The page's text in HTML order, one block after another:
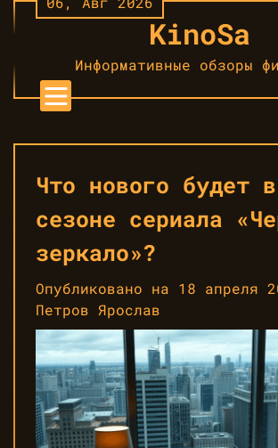
Перейти
KinoSa
Информативные обзоры
Что нового будет
сезоне сериала
зеркало»?
Опубликовано на 18 апреля
Петров Ярослав